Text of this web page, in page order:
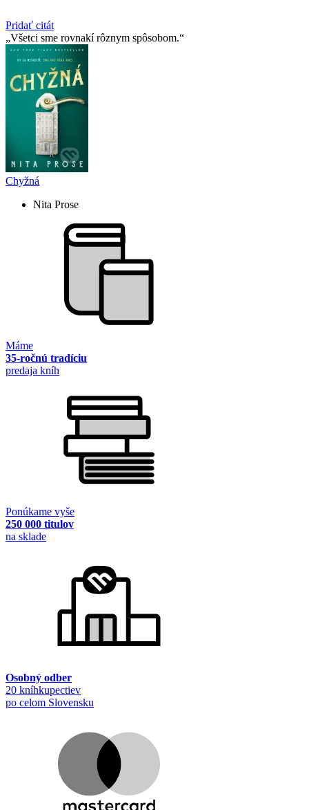
Pridať citát
Všetci sme rovnakí rôznym spôsobom.
Chyžná
Nita Prose
Máme
35-ročnú tradíciu
predaja kníh
Ponúkame vyše
250 000 titulov
na sklade
Osobný odber
20 kníhkupectiev
po celom Slovensku